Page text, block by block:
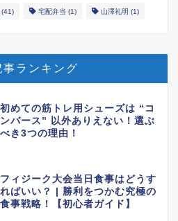
(41) 宅配弁当 (1) 山澤礼明 (1)
事ランキング
初めての筋トレ用シューズは “コ
ンバース” 以外ありえない！選ぶ
べき3つの理由！
フィジーク大会当日食事はどうす
ればいい？ | 勝利をつかむ究極の
食事戦略！【初心者ガイド】